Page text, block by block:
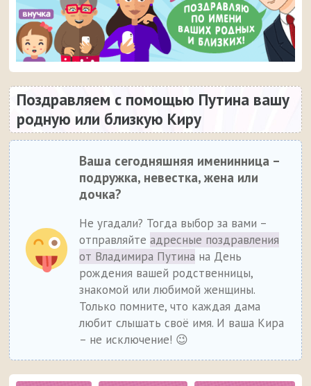
Поздравляем с помощью Путина вашу
родную или близкую Киру
Ваша сегодняшняя именинница –
подружка, невестка, жена или
дочка?
Не угадали? Тогда выбор за вами –
отправляйтеадресные поздравления
от Владимира Путина на День
рождения вашей родственницы,
знакомой или любимой женщины.
Только помните, что каждая дама
любит слышать своё имя. И ваша Кира
– не исключение! 😉